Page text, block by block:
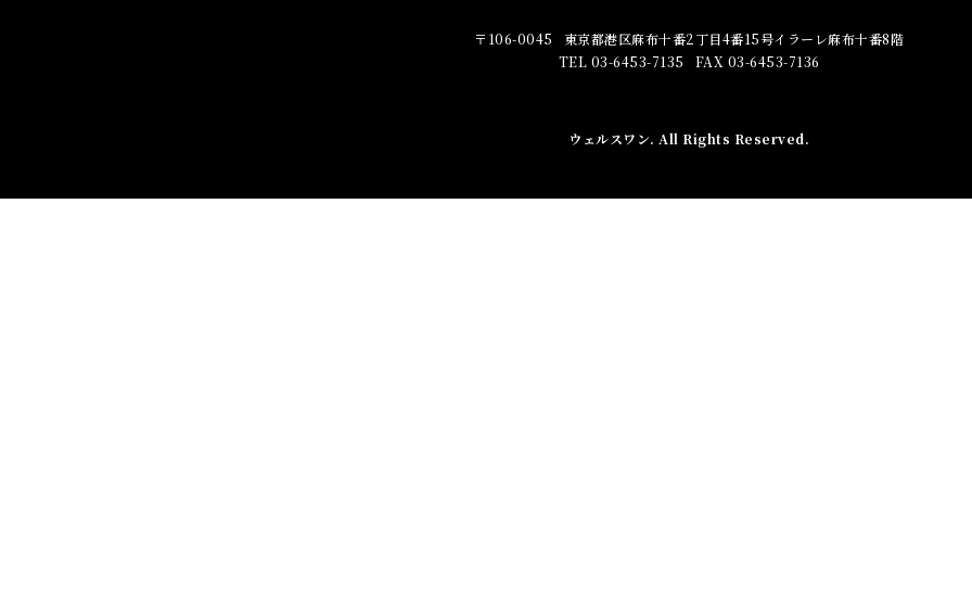
〒106-0045
東京都港区麻布十番2丁目4番15号イラーレ麻布十番8階
TEL 03-6453-7135
FAX 03-6453-7136
ウェルスワン. All Rights Reserved.